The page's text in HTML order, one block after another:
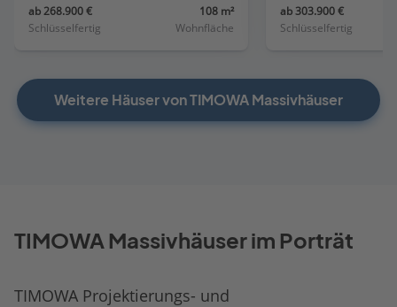
ab 268.900 €
Schlüsselfertig
108 m²
Wohnfläche
ab 303.900 €
Schlüsselfertig
Weitere Häuser von TIMOWA Massivhäuser
TIMOWA Massivhäuser im Porträt
TIMOWA Projektierungs- und